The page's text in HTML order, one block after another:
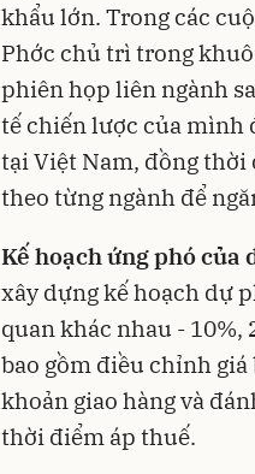
khẩu lớn. Trong các
Phớc chủ trì trong
phiên họp liên ngành
tế chiến lược của mình
tại Việt Nam, đồng thời
theo từng ngành để
Kế hoạch ứng phó của
xây dựng kế hoạch dự
quan khác nhau - 10%,
bao gồm điều chỉnh
khoản giao hàng và
thời điểm áp thuế.